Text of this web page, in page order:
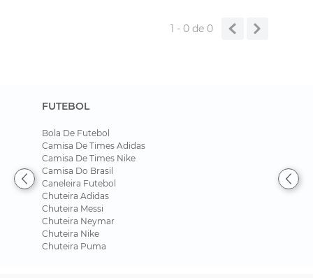
1 - 0de 0
FUTEBOL
Bola De Futebol
Camisa De Times Adidas
Camisa De Times Nike
Camisa Do Brasil
Caneleira Futebol
Chuteira Adidas
Chuteira Messi
Chuteira Neymar
Chuteira Nike
Chuteira Puma